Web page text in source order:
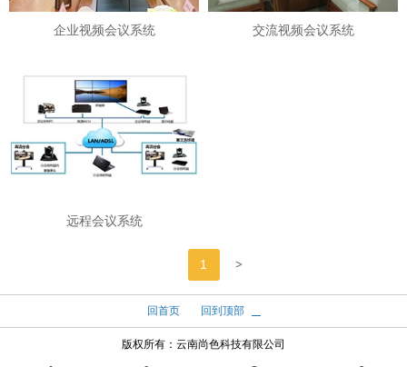
企业视频会议系统 交流视频会议系统
远程会议系统
1 >
回首页 回到顶部
版权所有： 云南尚色科技有限公司